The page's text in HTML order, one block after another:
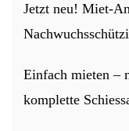
Jetzt neu! Miet-
Einfach mieten –
komplette